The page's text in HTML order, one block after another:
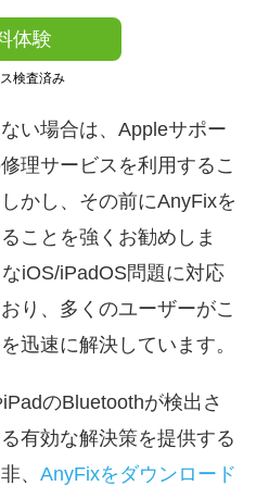
体験
検査済み
い場合は、Appleサポー
理サービスを利用するこ
かし、その前にAnyFixを
ことを強くお勧めしま
iOS/iPadOS問題に対応
り、多くのユーザーがこ
迅速に解決しています。
のBluetoothが検出さ
有効な解決策を提供する
、 AnyFixをダウンロード